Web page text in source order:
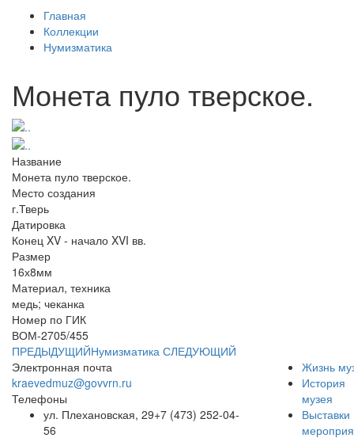
Главная
Коллекции
Нумизматика
Монета пуло тверское.
Название
Монета пуло тверское.
Место создания
г.Тверь
Датировка
Конец XV - начало XVI вв.
Размер
16х8мм
Материал, техника
медь; чеканка
Номер по ГИК
ВОМ-2705/455
ПРЕДЫДУЩИЙНумизматика СЛЕДУЮЩИЙ
Электронная почта
kraevedmuz@govvrn.ru
Телефоны
ул. Плехановская, 29+7 (473) 252-04-
56
Жизнь
История
музея
Выставки